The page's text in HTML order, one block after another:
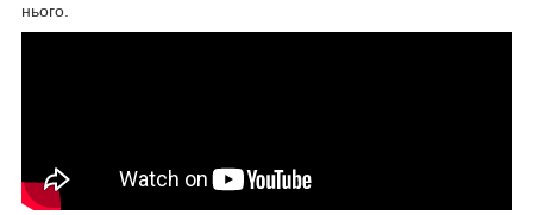
нього.